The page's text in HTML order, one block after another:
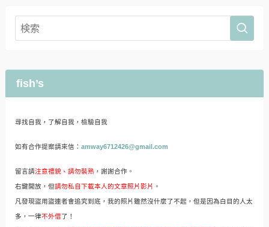
fish’s
尋找自我，了解自我，檢驗自我
如有合作提案請來信： amway6712426@gmail.com
留言請注意禮貌、請勿裝熟，謝謝合作。
右鍵開放，但請勿私自下載本人的文章照片影片 。
凡發現盜用盜連者會追究到底，我的照片雖然沒什麼了不起，但是因為白目的人太
多，一律不外借了！